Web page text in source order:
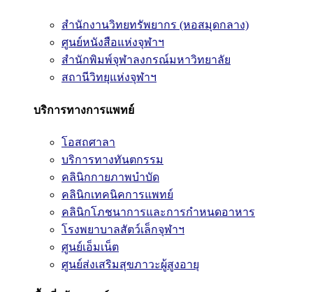
สำนักงานวิทยทรัพยากร (หอสมุดกลาง)
ศูนย์หนังสือแห่งจุฬาฯ
สำนักพิมพ์จุฬาลงกรณ์มหาวิทยาลัย
สถานีวิทยุแห่งจุฬาฯ
บริการทางการแพทย์
โอสถศาลา
บริการทางทันตกรรม
คลินิกกายภาพบำบัด
คลินิกเทคนิคการแพทย์
คลินิกโภชนาการและการกำหนดอาหาร
โรงพยาบาลสัตว์เล็กจุฬาฯ
ศูนย์เอ็มเน็ต
ศูนย์ส่งเสริมสุขภาวะผู้สูงอายุ